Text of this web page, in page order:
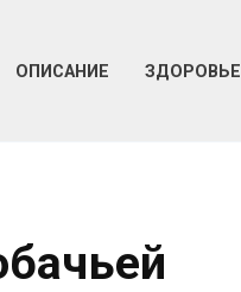
ОПИСАНИЕ ЗДОРОВЬЕ